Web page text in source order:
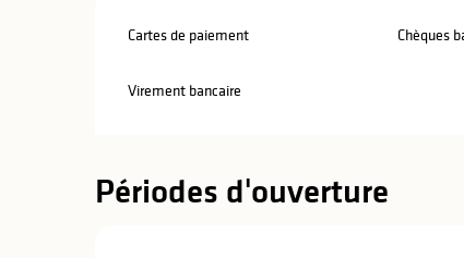
Cartes de paiement Chèques
Virement bancaire
Périodes d'ouverture